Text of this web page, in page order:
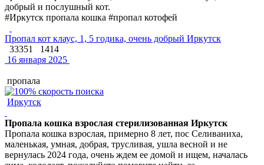
добрый и послушный кот.
#Иркутск пропала кошка #пропал котофей
Пропал кот клаус, 1, 5 годика, очень добрый Иркутск
33351
1414
16 января 2025
пропала
Иркутск
Пропала кошка взрослая стерилизованная Иркутск
Пропала кошка взрослая, примерно 8 лет, пос Селиваниха,
маленькая, умная, добрая, трусливая, ушла весной и не
вернулась 2024 года, очень ждем ее домой и ищем, началась